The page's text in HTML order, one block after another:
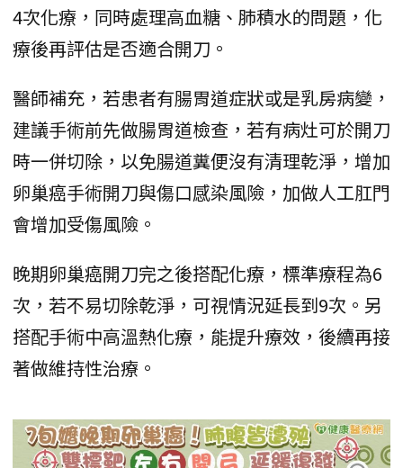
4次化療，同時處理高血糖、肺積水的問題，化
療後再評估是否適合開刀。
醫師補充，若患者有腸胃道症狀或是乳房病變，
建議手術前先做腸胃道檢查，若有病灶可於開刀
時一併切除，以免腸道糞便沒有清理乾淨，增加
卵巢癌手術開刀與傷口感染風險，加做人工肛門
會增加受傷風險。
晚期卵巢癌開刀完之後搭配化療，標準療程為6
次，若不易切除乾淨，可視情況延長到9次。另
搭配手術中高溫熱化療，能提升療效，後續再接
著做維持性治療。